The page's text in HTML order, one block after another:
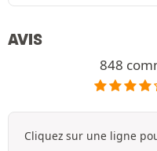
AVIS
848
Cliquez sur une ligne